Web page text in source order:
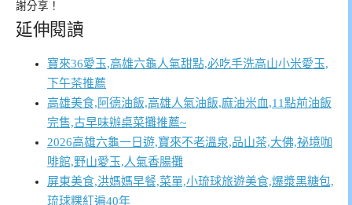
謝分享！
延伸閱讀
寶來36愛玉,高雄六龜人氣甜點,必吃手洗高山小米愛玉,
下午茶推薦
高雄美食,阿德油飯,高雄人氣油飯,麻油米血,11點前油飯
完售,古早味辦桌菜攤推薦~
2026高雄六龜一日遊,寶來不老溫泉,品山茶,大佛,祕境咖
啡館,野山愛玉,人氣香腸攤
屏東美食,洪媽媽早餐,菜單,小琉球旅遊美食,爆漿黑糖包,
琉球粿紅遍40年